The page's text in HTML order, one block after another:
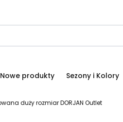
Nowe produkty Sezony i Kolory
duży rozmiar DORJAN Outlet